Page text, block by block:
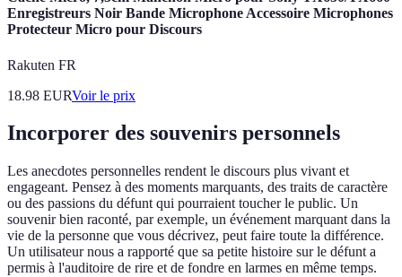
Enregistreurs Noir Bande Microphone Accessoire Microphones
Protecteur Micro pour Discours
Rakuten FR
18.98 EURVoir le prix
Incorporer des souvenirs personnels
Les anecdotes personnelles rendent le discours plus vivant et
engageant. Pensez à des moments marquants, des traits de caractère
ou des passions du défunt qui pourraient toucher le public. Un
souvenir bien raconté, par exemple, un événement marquant dans la
vie de la personne que vous décrivez, peut faire toute la différence.
Un utilisateur nous a rapporté que sa petite histoire sur le défunt a
permis à l'auditoire de rire et de fondre en larmes en même temps.